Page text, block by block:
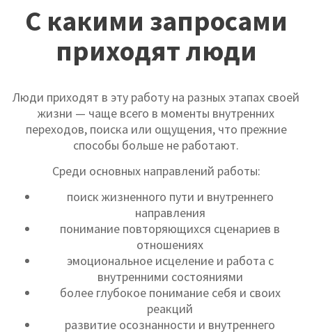
С какими запросами
приходят люди
Люди приходят в эту работу на разных этапах своей
жизни — чаще всего в моменты внутренних
переходов, поиска или ощущения, что прежние
способы больше не работают.
Среди основных направлений работы:
поиск жизненного пути и внутреннего
направления
понимание повторяющихся сценариев в
отношениях
эмоциональное исцеление и работа с
внутренними состояниями
более глубокое понимание себя и своих
реакций
развитие осознанности и внутреннего